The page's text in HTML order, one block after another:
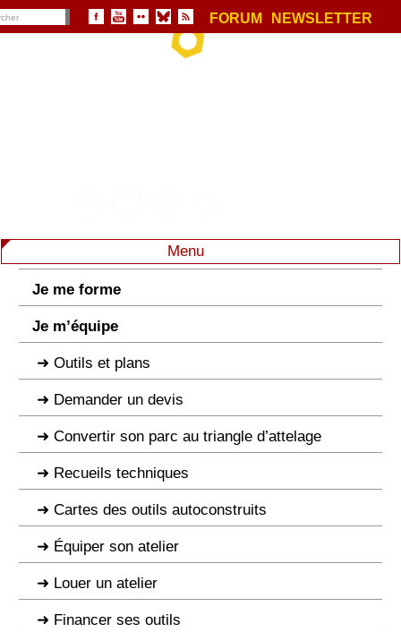
FORUM NEWSLETTER
Menu
Je me forme
Je m’équipe
Outils et plans
Demander un devis
Convertir son parc au triangle d’attelage
Recueils techniques
Cartes des outils autoconstruits
Équiper son atelier
Louer un atelier
Financer ses outils